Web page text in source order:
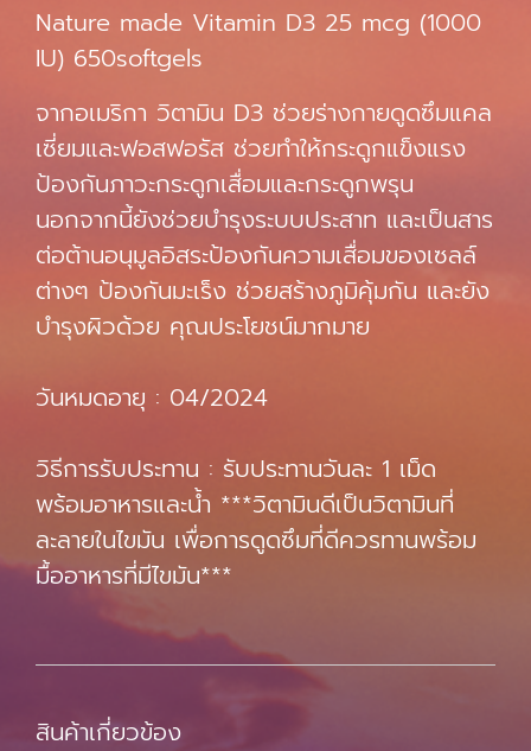
Nature made Vitamin D3 25 mcg (1000
IU) 650softgels
จากอเมริกา วิตามิน D3 ช่วยร่างกายดูดซึมแคล
เซี่ยมและฟอสฟอรัส ช่วยทำให้กระดูกแข็งแรง
ป้องกันภาวะกระดูกเสื่อมและกระดูกพรุน
นอกจากนี้ยังช่วยบำรุงระบบประสาท และเป็นสาร
ต่อต้านอนุมูลอิสระป้องกันความเสื่อมของเซลล์
ต่างๆ ป้องกันมะเร็ง ช่วยสร้างภูมิคุ้มกัน และยัง
บำรุงผิวด้วย คุณประโยชน์มากมาย
วันหมดอายุ : 04/2024
วิธีการรับประทาน : รับประทานวันละ 1 เม็ด
พร้อมอาหารและน้ำ ***วิตามินดีเป็นวิตามินที่
ละลายในไขมัน เพื่อการดูดซึมที่ดีควรทานพร้อม
มื้ออาหารที่มีไขมัน***
สินค้าเกี่ยวข้อง